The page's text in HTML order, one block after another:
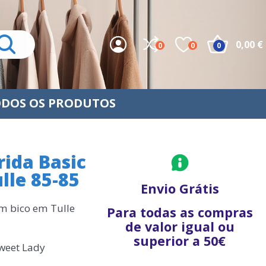
0 0 0,00 €
0
OS PRODUTOS
Basic
85-85
bico em Tulle
Lady
Envio Grátis
Para todas as compras
de valor igual ou
superior a 50€